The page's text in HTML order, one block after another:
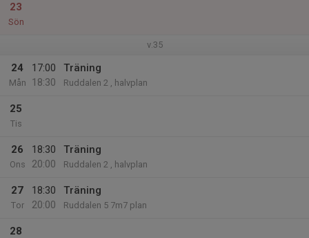
23
Sön
v.35
24
Mån
17:00
18:30
Träning
Ruddalen 2 , halvplan
25
Tis
26
Ons
18:30
20:00
Träning
Ruddalen 2 , halvplan
27
Tor
18:30
20:00
Träning
Ruddalen 5 7m7 plan
28